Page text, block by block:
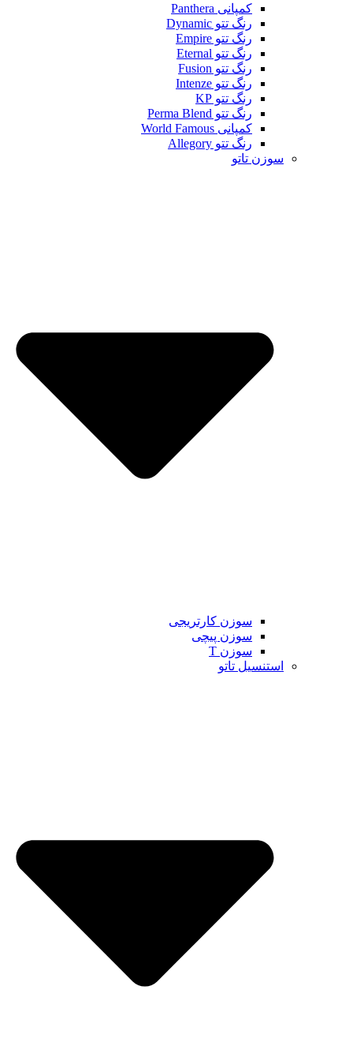
کمپانی Panthera
رنگ تتو Dynamic
رنگ تتو Empire
رنگ تتو Eternal
رنگ تتو Fusion
رنگ تتو Intenze
رنگ تتو KP
رنگ تتو Perma Blend
کمپانی World Famous
رنگ تتو Allegory
سوزن تاتو
سوزن کارتریجی
سوزن پیچی
سوزن T
استنسیل تاتو